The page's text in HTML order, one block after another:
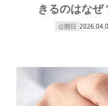
きるのはなぜ
公開日